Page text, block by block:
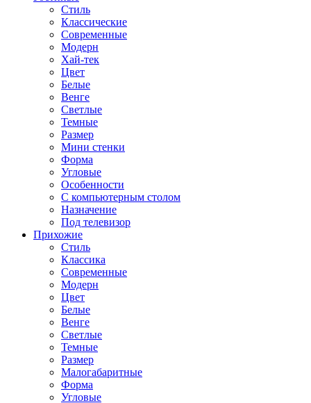
Стиль
Классические
Современные
Модерн
Хай-тек
Цвет
Белые
Венге
Светлые
Темные
Размер
Мини стенки
Форма
Угловые
Особенности
С компьютерным столом
Назначение
Под телевизор
Прихожие
Стиль
Классика
Современные
Модерн
Цвет
Белые
Венге
Светлые
Темные
Размер
Малогабаритные
Форма
Угловые